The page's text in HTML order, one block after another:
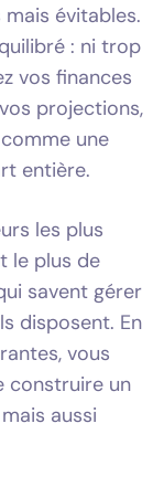
évitables.
: ni trop
vos finances
projections,
une
entière.
les plus
le plus de
savent gérer
disposent. En
vous
construire un
aussi